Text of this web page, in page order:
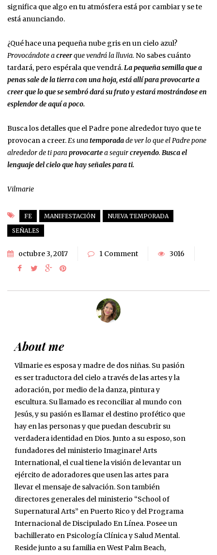
significa que algo en tu atmósfera está por cambiar y se te
está anunciando.
¿Qué hace una pequeña nube gris en un cielo azul?
Provocándote acreerque vendrá la lluvia. No sabes cuánto
tardará, pero espérala que vendrá.La pequeña semilla que a
penas sale de la tierra con una hoja, está allí para provocarte a
creer que lo que se sembró dará su fruto y estará mostrándose en
esplendor de aquí a poco.
Busca los detalles que el Padre pone alrededor tuyo que te
provocan a creer.Es unatemporadade ver lo que el Padre pone
alrededor de ti paraprovocartea seguircreyendo. Busca el
lenguaje del cielo que hay señales para ti.
Vilmarie
FE MANIFESTACIÓN
NUEVA TEMPORADA
SEÑALES
octubre 3, 2017 1 Comment 3016
About me
Vilmarie es esposa y madre de dos niñas. Su pasión
es ser traductora del cielo a través de las artes y la
adoración, por medio de la danza, pintura y
escultura. Su llamado es reconciliar al mundo con
Jesús, y su pasión es llamar el destino profético que
hay en las personas y que puedan descubrir su
verdadera identidad en Dios. Junto a su esposo, son
fundadores del ministerio Imaginare! Arts
International, el cual tiene la visión de levantar un
ejército de adoradores que usen las artes para
llevar el mensaje de salvación. Son también
directores generales del ministerio “School of
Supernatural Arts” en Puerto Rico y del Programa
Internacional de Discipulado En Línea. Posee un
bachillerato en Psicología Clínica y Salud Mental.
Reside junto a su familia en West Palm Beach,